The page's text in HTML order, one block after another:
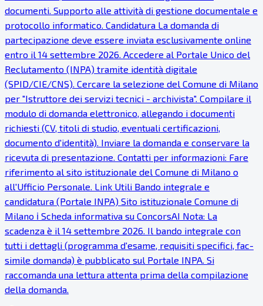
documenti. Supporto alle attività di gestione documentale e
protocollo informatico. Candidatura La domanda di
partecipazione deve essere inviata esclusivamente online
entro il 14 settembre 2026. Accedere al Portale Unico del
Reclutamento (INPA) tramite identità digitale
(SPID/CIE/CNS). Cercare la selezione del Comune di Milano
per "Istruttore dei servizi tecnici - archivista". Compilare il
modulo di domanda elettronico, allegando i documenti
richiesti (CV, titoli di studio, eventuali certificazioni,
documento d'identità). Inviare la domanda e conservare la
ricevuta di presentazione. Contatti per informazioni: Fare
riferimento al sito istituzionale del Comune di Milano o
all'Ufficio Personale. Link Utili Bando integrale e
candidatura (Portale INPA) Sito istituzionale Comune di
Milano ℹ Scheda informativa su ConcorsAI Nota: La
scadenza è il 14 settembre 2026. Il bando integrale con
tutti i dettagli (programma d'esame, requisiti specifici, fac-
simile domanda) è pubblicato sul Portale INPA. Si
raccomanda una lettura attenta prima della compilazione
della domanda.